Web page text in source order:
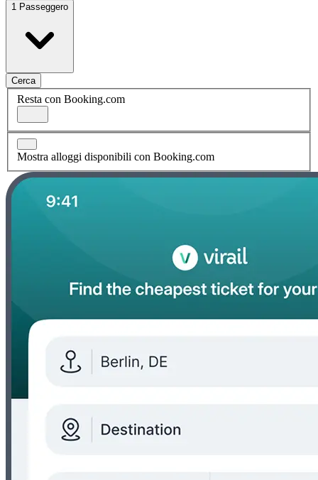
1 Passeggero
Cerca
Resta con Booking.com
Mostra alloggi disponibili con Booking.com